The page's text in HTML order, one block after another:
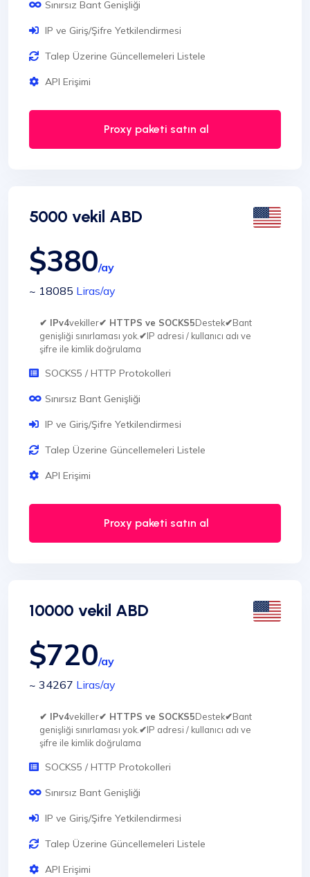
Sınırsız Bant Genişliği
IP ve Giriş/Şifre Yetkilendirmesi
Talep Üzerine Güncellemeleri Listele
API Erişimi
Proxy paketi satın al
5000 vekil ABD
$380/ay
~ 18085 Liras/ay
✔ IPv4vekiller✔ HTTPS ve SOCKS5Destek✔Bant
genişliği sınırlaması yok.✔IP adresi / kullanıcı adı ve
şifre ile kimlik doğrulama
SOCKS5 / HTTP Protokolleri
Sınırsız Bant Genişliği
IP ve Giriş/Şifre Yetkilendirmesi
Talep Üzerine Güncellemeleri Listele
API Erişimi
Proxy paketi satın al
10000 vekil ABD
$720/ay
~ 34267 Liras/ay
✔ IPv4vekiller✔ HTTPS ve SOCKS5Destek✔Bant
genişliği sınırlaması yok.✔IP adresi / kullanıcı adı ve
şifre ile kimlik doğrulama
SOCKS5 / HTTP Protokolleri
Sınırsız Bant Genişliği
IP ve Giriş/Şifre Yetkilendirmesi
Talep Üzerine Güncellemeleri Listele
API Erişimi